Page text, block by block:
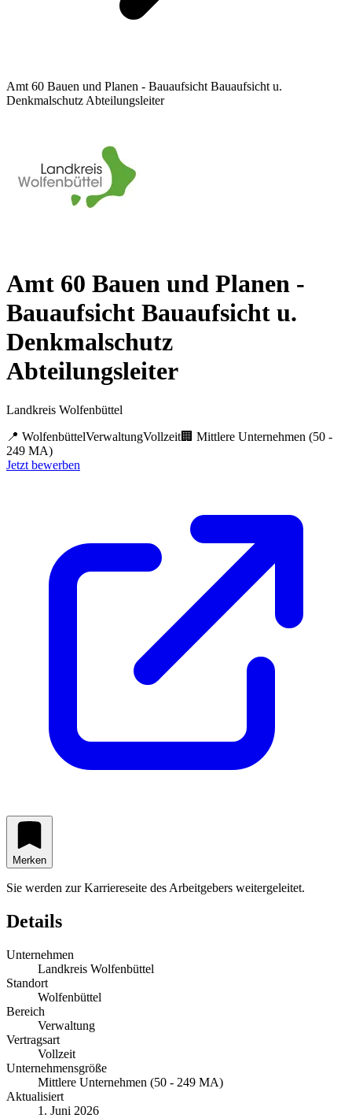
Amt 60 Bauen und Planen - Bauaufsicht Bauaufsicht u.
Denkmalschutz Abteilungsleiter
Amt 60 Bauen und Planen -
Bauaufsicht Bauaufsicht u.
Denkmalschutz
Abteilungsleiter
Landkreis Wolfenbüttel
📍 WolfenbüttelVerwaltungVollzeit🏢 Mittlere Unternehmen (50 -
249 MA)
Jetzt bewerben
Merken
Sie werden zur Karriereseite des Arbeitgebers weitergeleitet.
Details
Unternehmen
Landkreis Wolfenbüttel
Standort
Wolfenbüttel
Bereich
Verwaltung
Vertragsart
Vollzeit
Unternehmensgröße
Mittlere Unternehmen (50 - 249 MA)
Aktualisiert
1. Juni 2026